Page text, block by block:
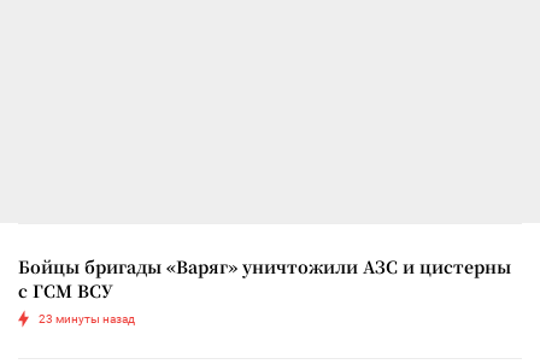
Бойцы бригады «Варяг» уничтожили АЗС и цистерны
с ГСМ ВСУ
23 минуты назад